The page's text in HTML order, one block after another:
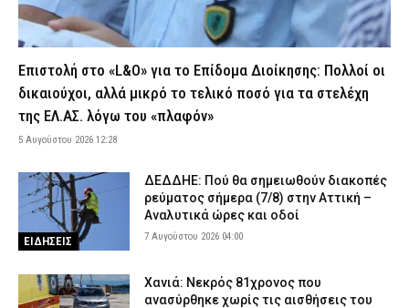
Αλεξανδρούπολη: Άνδρας έδειχνε τα γεννητικά του όργανα σε
ανήλικα κορίτσια – Είχε συλληφθεί για το ίδιο αδίκημα ημέρες
νωρίτερα
ΑΣΤΥΝΟΜΙΑ 6 Αυγούστου 2026 18:03
Πύργος: Πατέρας και γιος Ρομά φέρονται να ξυλοκόπησαν
19χρονο ομόφυλό τους με ρόπαλο και φτυάρι
ΑΣΤΥΝΟΜΙΑ 6 Αυγούστου 2026 17:51
Φωτιά στην Κρήνη Φαρσάλων: Μήνυμα του 112 για ετοιμότητα –
Επιχειρούν τρία αεροσκάφη
ΕΙΔΗΣΕΙΣ 6 Αυγούστου 2026 17:39
Καιρός: Ισχυρότερα μελτέμια το Σαββατοκύριακο – Ποιες
ΕΙΔΗΣΕΙΣ 6 Αυγούστου 2026 17:26
Επιστολή στο «L&O» για το Επίδομα Διοίκησης: Πολλοί οι
δικαιούχοι, αλλά μικρό το τελικό ποσό για τα στελέχη
της ΕΛ.ΑΣ. λόγω του «πλαφόν»
5 Αυγούστου 2026 12:28
ΕΙΔΗΣΕΙΣ
ΔΕΔΔΗΕ: Πού θα σημειωθούν διακοπές
ρεύματος σήμερα (7/8) στην Αττική –
Αναλυτικά ώρες και οδοί
7 Αυγούστου 2026 04:00
Χανιά: Νεκρός 81χρονος που
ανασύρθηκε χωρίς τις αισθήσεις του